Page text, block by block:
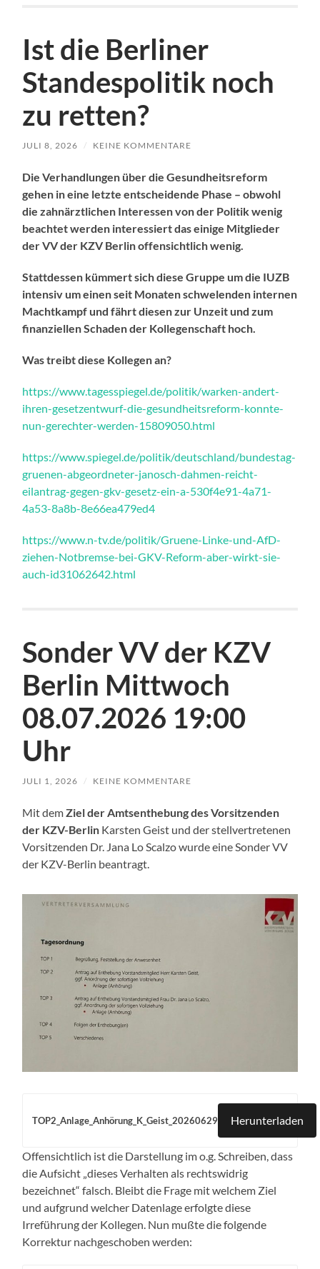
Ist die Berliner
Standespolitik noch
zu retten?
JULI 8, 2026 / KEINE KOMMENTARE
Die Verhandlungen über die Gesundheitsreform
gehen in eine letzte entscheidende Phase – obwohl
die zahnärztlichen Interessen von der Politik wenig
beachtet werden interessiert das einige Mitglieder
der VV der KZV Berlin offensichtlich wenig.
Stattdessen kümmert sich diese Gruppe um die IUZB
intensiv um einen seit Monaten schwelenden internen
Machtkampf und fährt diesen zur Unzeit und zum
finanziellen Schaden der Kollegenschaft hoch.
Was treibt diese Kollegen an?
https://www.tagesspiegel.de/politik/warken-andert-
ihren-gesetzentwurf-die-gesundheitsreform-konnte-
nun-gerechter-werden-15809050.html
https://www.spiegel.de/politik/deutschland/bundestag-
gruenen-abgeordneter-janosch-dahmen-reicht-
eilantrag-gegen-gkv-gesetz-ein-a-530f4e91-4a71-
4a53-8a8b-8e66ea479ed4
https://www.n-tv.de/politik/Gruene-Linke-und-AfD-
ziehen-Notbremse-bei-GKV-Reform-aber-wirkt-sie-
auch-id31062642.html
Sonder VV der KZV
Berlin Mittwoch
08.07.2026 19:00
Uhr
JULI 1, 2026 / KEINE KOMMENTARE
Mit demZiel der Amtsenthebungdes Vorsitzenden
der KZV-Berlin Karsten Geist und der stellvertretenen
Vorsitzenden Dr. Jana Lo Scalzo wurde eine Sonder VV
der KZV-Berlin beantragt.
TOP2_Anlage_Anhörung_K_Geist_20260629 Herunterladen
Offensichtlich ist die Darstellung im o.g. Schreiben, dass
die Aufsicht „dieses Verhalten als rechtswidrig
bezeichnet“ falsch. Bleibt die Frage mit welchem Ziel
und aufgrund welcher Datenlage erfolgte diese
Irreführung der Kollegen. Nun mußte die folgende
Korrektur nachgeschoben werden: